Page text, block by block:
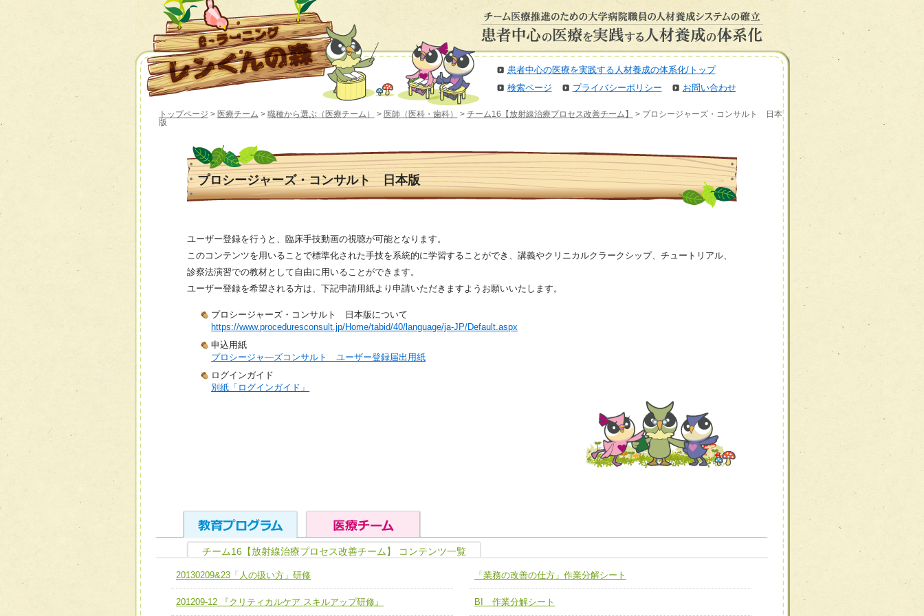
患者中心の医療を実践する人材養成の体系化/トップ
検索ページ
プライバシーポリシー お問い合わせ
トップページ > 医療チーム > 職種から選ぶ（医療チーム） > 医師（医科・歯科） > チーム16【放射線治療プロセス改善チーム】
> プロシージャーズ・コンサルト 日本
版
プロシージャーズ・コンサルト 日本版
ユーザー登録を行うと、臨床手技動画の視聴が可能となります。
このコンテンツを用いることで標準化された手技を系統的に学習することができ、講義やクリニカルクラークシップ、チュートリアル、
診察法演習での教材として自由に用いることができます。
ユーザー登録を希望される方は、下記申請用紙より申請いただきますようお願いいたします。
プロシージャーズ・コンサルト 日本版について
https://www.proceduresconsult.jp/Home/tabid/40/language/ja-JP/Default.aspx
申込用紙
プロシージャ―ズコンサルト ユーザー登録届出用紙
ログインガイド
別紙「ログインガイド」
ユニット１ 医療人としての基礎能力
全人的医療を実践する医療人として、必要な基礎能力を身につ
ける
ユニット４ 専門能力拡大・向上
各職種のスキルを拡大・向上させ、新たな可能性を広げる
チーム01【病院内横断的問題解決チーム】 チーム14【苦情・クレーム・暴力対応支援チーム】
チーム16【放射線治療プロセス改善チーム】 コンテンツ一覧
20130209&23「人の扱い方」研修
201209-12 『クリティカルケア スキルアップ研修』
「業務の改善の仕方」作業分解シート
BI 作業分解シート